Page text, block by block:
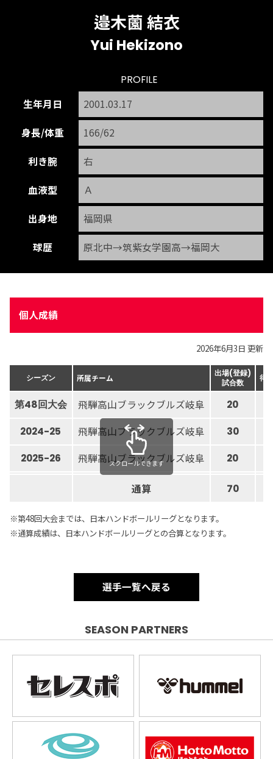
邉木薗 結衣
Yui Hekizono
生年月日 2001.03.17
身長/体重 166/62
利き腕 右
血液型 Ａ
出身地 福岡県
球歴 原北中→筑紫女学園高→福岡大
PROFILE
個人成績
2026年6月3日 更新
シーズン 所属チーム
出場(登録)
試合数
得
第48回大会 飛騨高山ブラックブルズ岐阜 20
2024-25 飛騨高山ブラックブルズ岐阜 30
2025-26 飛騨高山ブラックブルズ岐阜 20
通算 70
スクロールできます
※第48回大会までは、日本ハンドボールリーグとなります。
※通算成績は、日本ハンドボールリーグとの合算となります。
選手一覧へ戻る
SEASON PARTNERS